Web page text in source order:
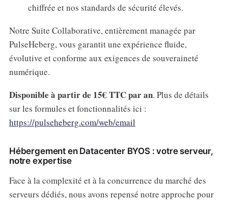
chiffrée et nos standards de sécurité élevés.
Notre Suite Collaborative, entièrement managée par
PulseHeberg, vous garantit une expérience fluide,
évolutive et conforme aux exigences de souveraineté
numérique.
Disponible à partir de 15€ TTC par an. Plus de détails
sur les formules et fonctionnalités ici :
https://pulseheberg.com/web/email
Hébergement en Datacenter BYOS : votre serveur,
notre expertise
Face à la complexité et à la concurrence du marché des
serveurs dédiés, nous avons repensé notre approche pour